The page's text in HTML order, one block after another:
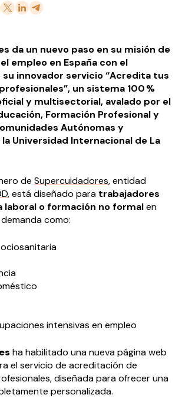
da un nuevo paso en su misión de
empleo en España con el
innovador servicio “Acredita tus
un sistema 100 %
y multisectorial, avalado por el
Formación Profesional y
Autónomas y
Universidad Internacional de La
de Supercuidadores, entidad
, está diseñado para trabajadores
laboral o formación no formalen
como:
intensivas en empleo
ha habilitado una nueva página web
el servicio de acreditación de
diseñada para ofrecer una
personalizada.